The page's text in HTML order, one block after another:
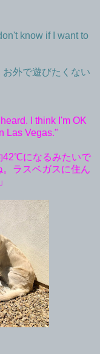
know if I want to
外で遊びたくない
I think I'm OK
Las Vegas."
42℃になるみたいで
ラスベガスに住ん